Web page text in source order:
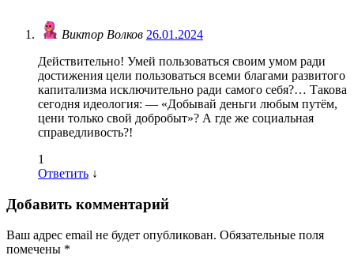
Виктор Волков 26.01.2024
Действительно! Умей пользоваться своим умом ради
достижения цели пользоваться всеми благами развитого
капитализма исключительно ради самого себя?… Такова
сегодня идеология: — «Добывай деньги любым путём,
цени только свой добробыт»? А где же социальная
справедливость?!
1
Ответить ↓
Добавить комментарий
Ваш адрес email не будет опубликован. Обязательные поля
помечены *